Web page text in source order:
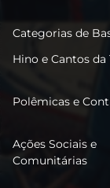
Categorias de
Hino e Cantos da
Polêmicas e
Ações Sociais e
Comunitárias